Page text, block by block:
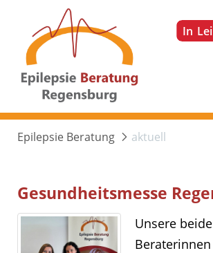
Epilepsie Beratung aktuell
Gesundheitsmesse
Unsere